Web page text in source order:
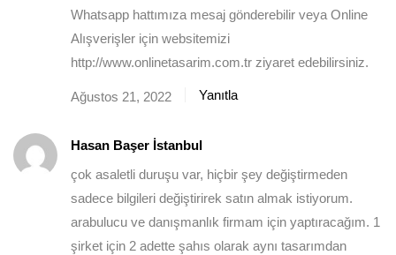
Whatsapp hattımıza mesaj gönderebilir veya Online
Alışverişler için websitemizi
http://www.onlinetasarim.com.tr ziyaret edebilirsiniz.
Ağustos 21, 2022 Yanıtla
Hasan Başer İstanbul
çok asaletli duruşu var, hiçbir şey değiştirmeden
sadece bilgileri değiştirirek satın almak istiyorum.
arabulucu ve danışmanlık firmam için yaptıracağım. 1
şirket için 2 adette şahıs olarak aynı tasarımdan